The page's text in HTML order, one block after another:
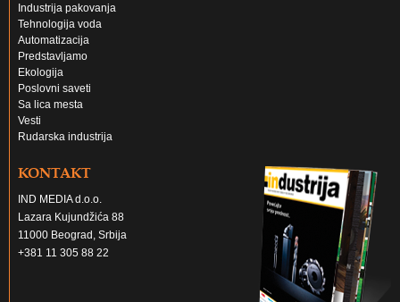
Industrija pakovanja
Tehnologija voda
Automatizacija
Predstavljamo
Ekologija
Poslovni saveti
Sa lica mesta
Vesti
Rudarska industrija
KONTAKT
IND MEDIA d.o.o.
Lazara Kujundžića 88
11000 Beograd, Srbija
+381 11 305 88 22